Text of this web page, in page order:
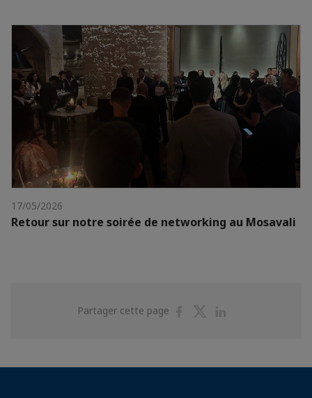
17/05/2026
Retour sur notre soirée de networking au Mosavali
Partager cette page
PartagerPartager